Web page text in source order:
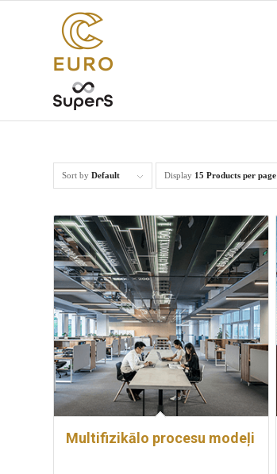
Sort by Default Display 15 Products per page
Multifizikālo procesu modeļi